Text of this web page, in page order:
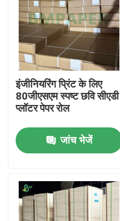
होम
इंजीनियरिंग प्रिंट के लिए
80जीएसएम स्पष्ट छवि सीएडी
प्लॉटर पेपर रोल
जांच भेजें